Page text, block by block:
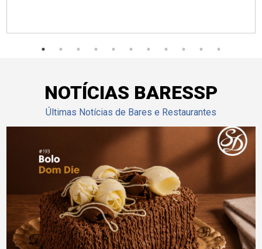
NOTÍCIAS BARESSP
Últimas Notícias de Bares e Restaurantes